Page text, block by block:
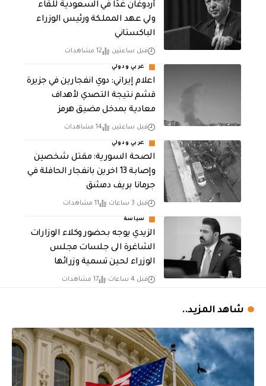
أردوغان غدًا في السعودية للقاء
ولي عهد المملكة ورئيس الوزراء
الباكستاني
قبل ساعتين 12 مشاهدات
عربي ودولي
اعلام إيراني: دوي انفجارين في جزيرة
قشم نتيجة التصدي لأهداف
معادية بمدخل مضيق هرمز
قبل ساعتين 14 مشاهدات
عربي ودولي
الصحة السورية: مقتل شخصين
وإصابة 13 اخرين بانفجار الحافلة في
جرمانا بريف دمشق
قبل 3 ساعات 11 مشاهدات
سياسة
الزيدي يوجه بحضور وكلاء الوزارات
الشاغرة الى جلسات مجلس
الوزراء لحين تسمية وزرائها
قبل 4 ساعات 17 مشاهدات
شاهد المزيد..